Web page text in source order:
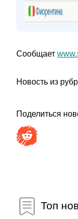
Сообщает
Новость из
Поделиться
Топ